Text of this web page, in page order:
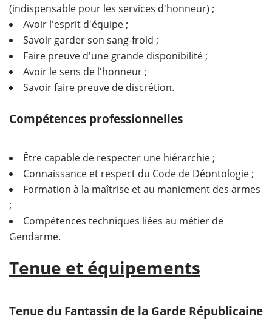
(indispensable pour les services d'honneur) ;
Avoir l'esprit d'équipe ;
Savoir garder son sang-froid ;
Faire preuve d'une grande disponibilité ;
Avoir le sens de l'honneur ;
Savoir faire preuve de discrétion.
Compétences professionnelles
Être capable de respecter une hiérarchie ;
Connaissance et respect du Code de Déontologie ;
Formation à la maîtrise et au maniement des armes
;
Compétences techniques liées au métier de
Gendarme.
Tenue et équipements
Tenue du Fantassin de la Garde Républicaine